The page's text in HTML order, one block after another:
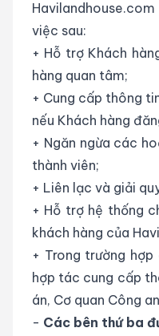
việc sau:
+ Hỗ trợ Khách
hàng quan tâm;
+ Cung cấp thông
nếu Khách hàng
+ Ngăn ngừa các
thành viên;
+ Liên lạc và giải
+ Hỗ trợ hệ thống
khách hàng của
+ Trong trường
hợp tác cung cấp
án, Cơ quan Công
- Các bên thứ ba